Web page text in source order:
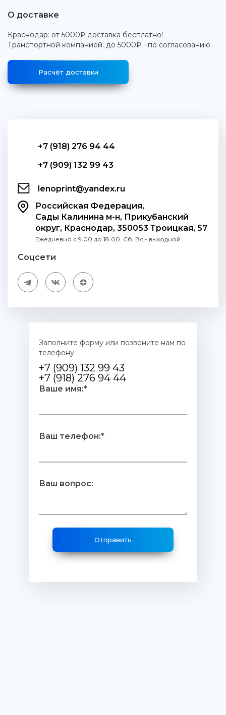
О доставке
Краснодар: от 5000₽ доставка бесплатно!
Транспортной компанией: до 5000₽ - по согласованию.
Расчёт доставки
+7 (918) 276 94 44
+7 (909) 132 99 43
lenoprint@yandex.ru
Российская Федерация,
Сады Калинина м-н, Прикубанский
округ, Краснодар, 350053 Троицкая, 57
Ежедневно с 9.00 до 18.00. Сб, Вс - выходной
Соцсети
Заполните форму или позвоните нам по
телефону
+7 (909) 132 99 43
+7 (918) 276 94 44
Ваше имя:*
Ваш телефон:*
Ваш вопрос: